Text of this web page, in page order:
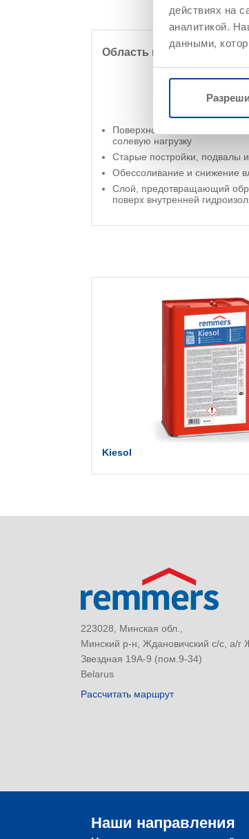
действиях на
аналитикой.
данными,
Область применения
Поверхности стен и
солевую нагрузку
Старые постройки, подвалы
Обессоливание и снижение
Слой, предотвращающий
поверх внутренней
Kiesol
223028, Минская обл.,
Минский р-н, Ждановичский с/с, а/г
Звездная 19А-9 (пом.9-34)
Belarus
Рассчитать маршрут
Наши направления